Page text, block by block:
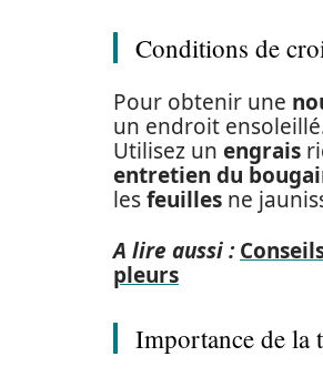
Conditions de
Pour obtenir une
un endroit
Utilisez un engrais
entretien du
lesfeuilles ne
A lire aussi :
pleurs
Importance de la